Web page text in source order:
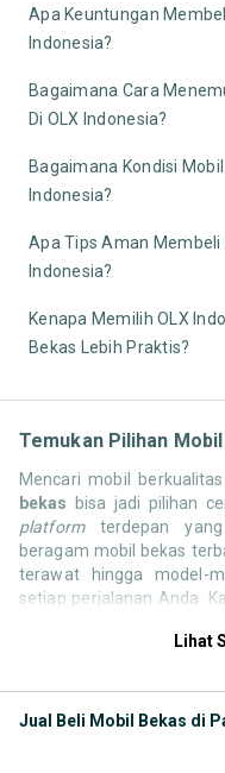
Apa Keuntungan
Indonesia?
Bagaimana Cara
Di OLX Indonesia?
Bagaimana Kondisi
Indonesia?
Apa Tips Aman Membeli
Indonesia?
Kenapa Memilih OLX
Bekas Lebih Praktis?
Temukan Pilihan
Mencari mobil
bekas bisa jadi pilihan
platformterdepan yang
beragam mobil bekas
terawat hingga model-
setiap perjalanan Anda.
ribuan daftar dari
dengan gaya hidup,
Memilih mobil bekas
Lihat
Jual Beli Mobil Bekas di